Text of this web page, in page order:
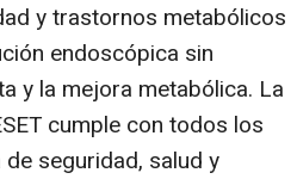
y trastornos metabólicos
endoscópica sin
y la mejora metabólica. La
cumple con todos los
seguridad, salud y